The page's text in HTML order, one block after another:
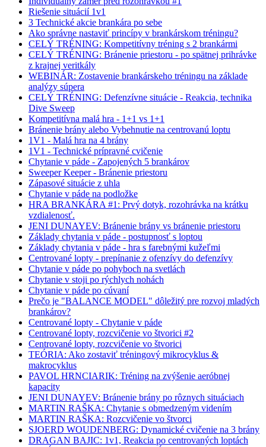
Riešenie situácií 1v1
3 Technické akcie brankára po sebe
Ako správne nastaviť princípy v brankárskom tréningu?
CELÝ TRÉNING: Kompetitívny tréning s 2 brankármi
CELÝ TRÉNING: Bránenie priestoru - po spätnej prihrávke
z krajnej veritkály
WEBINÁR: Zostavenie brankárskeho tréningu na základe
analýzy súpera
CELÝ TRÉNING: Defenzívne situácie - Reakcia, technika
Dive Sweep
Kompetitívna malá hra - 1+1 vs 1+1
Bránenie brány alebo Vybehnutie na centrovanú loptu
1V1 - Malá hra na 4 brány
1V1 - Technické prípravné cvičenie
Chytanie v páde - Zapojených 5 brankárov
Sweeper Keeper - Bránenie priestoru
Zápasové situácie z uhla
Chytanie v páde na podložke
HRA BRANKÁRA #1: Prvý dotyk, rozohrávka na krátku
vzdialenosť.
JENI DUNAYEV: Bránenie brány vs bránenie priestoru
Základy chytania v páde - postupnosť s loptou
Základy chytania v páde - hra s farebnými kužeľmi
Centrované lopty - prepínanie z ofenzívy do defenzívy
Chytanie v páde po pohyboch na svetlách
Chytanie v stoji po rýchlych nohách
Chytanie v páde po cúvaní
Prečo je "BALANCE MODEL" dôležitý pre rozvoj mladých
brankárov?
Centrované lopty - Chytanie v páde
Centrované lopty, rozcvičenie vo štvorici #2
Centrované lopty, rozcvičenie vo štvorici
TEÓRIA: Ako zostaviť tréningový mikrocyklus &
makrocyklus
PAVOL HRNCIARIK: Tréning na zvýšenie aeróbnej
kapacity
JENI DUNAYEV: Bránenie brány po rôznych situáciach
MARTIN RAŠKA: Chytanie s obmedzeným videním
MARTIN RAŠKA: Rozcvičenie vo štvorci
SJOERD WOUDENBERG: Dynamické cvičenie na 3 brány
DRAGAN BAJIC: 1v1, Reakcia po centrovaných loptách